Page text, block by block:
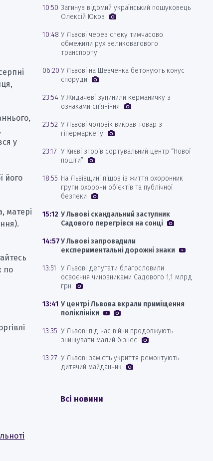
у
його
матері
по
10:50 Загинув відомий український пошуковець
Олексій Юков
10:48 У Львові через спеку тимчасово
обмежили рух великовагового
транспорту
06:20 У Львові на Шевченка бетонують конус
споруди
23:54 У Жидачеві зупинили керманичку з
ознаками сп’яніння
23:52 У Львові чоловік викрав товар з
гіпермаркету
23:17 У Києві згорів сортувальний центр “Нової
пошти”
18:55 На Львівщині пішов із життя охоронник
групи охорони об’єктів та публічної
безпеки
15:12 У Львові скандальний заступник
Садового перегрівся на сонці
14:57У Львові запровадили
експериментальні дорожні знаки
13:51
У Львові депутати благословили
освоєння чиновниками Садового 1,1 млрд
грн
13:41 У центрі Львова вкрали приміщення
поліклініки
13:35 У Львові під час війни продовжують
знищувати малий бізнес
13:27 У Львові замість укриття ремонтують
дитячий майданчик
Всі новини